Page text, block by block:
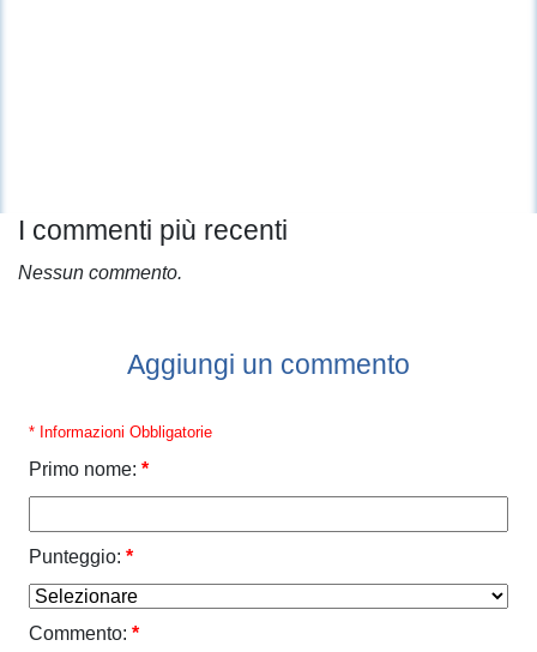
I commenti più recenti
Nessun commento.
Aggiungi un commento
* Informazioni Obbligatorie
Primo nome: *
Punteggio: *
Commento: *